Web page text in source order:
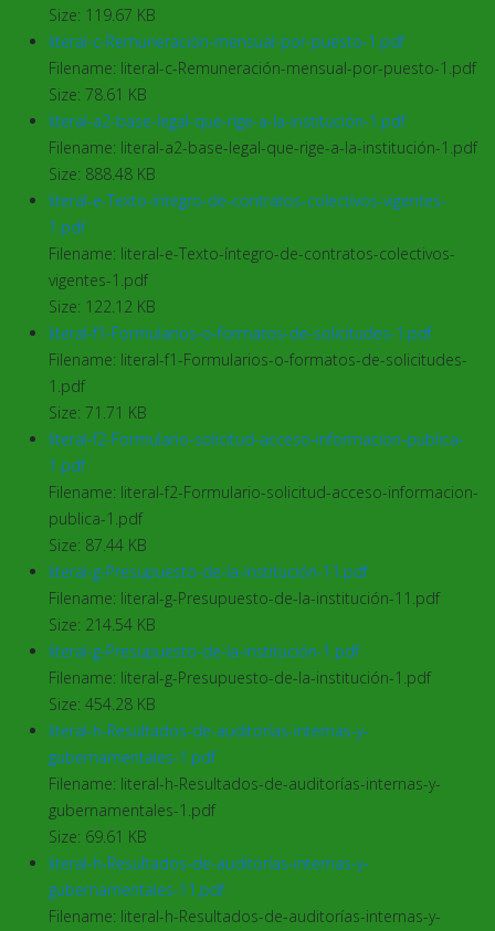
Size: 119.67 KB
literal-c-Remuneración-mensual-por-puesto-1.pdf
Filename: literal-c-Remuneración-mensual-por-puesto-1.pdf
Size: 78.61 KB
literal-a2-base-legal-que-rige-a-la-institución-1.pdf
Filename: literal-a2-base-legal-que-rige-a-la-institución-1.pdf
Size: 888.48 KB
literal-e-Texto-íntegro-de-contratos-colectivos-vigentes-
1.pdf
Filename: literal-e-Texto-íntegro-de-contratos-colectivos-
vigentes-1.pdf
Size: 122.12 KB
literal-f1-Formularios-o-formatos-de-solicitudes-1.pdf
Filename: literal-f1-Formularios-o-formatos-de-solicitudes-
1.pdf
Size: 71.71 KB
literal-f2-Formulario-solicitud-acceso-informacion-publica-
1.pdf
Filename: literal-f2-Formulario-solicitud-acceso-informacion-
publica-1.pdf
Size: 87.44 KB
literal-g-Presupuesto-de-la-institución-11.pdf
Filename: literal-g-Presupuesto-de-la-institución-11.pdf
Size: 214.54 KB
literal-g-Presupuesto-de-la-institución-1.pdf
Filename: literal-g-Presupuesto-de-la-institución-1.pdf
Size: 454.28 KB
literal-h-Resultados-de-auditorías-internas-y-
gubernamentales-1.pdf
Filename: literal-h-Resultados-de-auditorías-internas-y-
gubernamentales-1.pdf
Size: 69.61 KB
literal-h-Resultados-de-auditorías-internas-y-
gubernamentales-11.pdf
Filename: literal-h-Resultados-de-auditorías-internas-y-